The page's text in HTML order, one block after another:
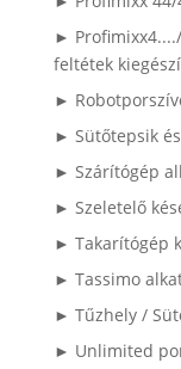
►
feltétek
►
► Sütőtepsik
► Szárítógép
► Szeletelő
► Takarítógép
► Tassimo
► Tűzhely /
► Unlimited